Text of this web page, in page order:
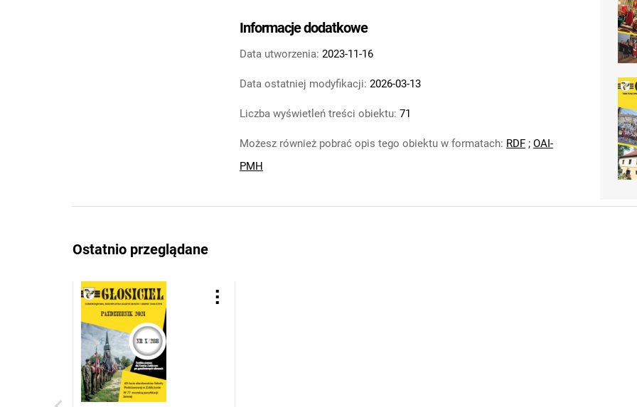
Informacje dodatkowe
Data utworzenia: 2023-11-16
Data ostatniej modyfikacji: 2026-03-13
Liczba wyświetleń treści obiektu: 71
Możesz również pobrać opis tego obiektu w formatach: RDF ; OAI-
PMH
Ostatnio przeglądane